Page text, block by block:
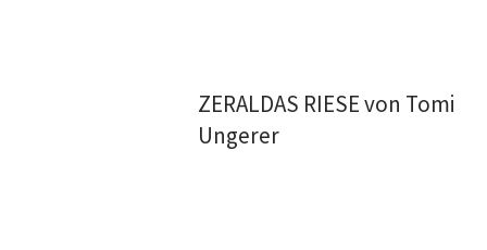
ZERALDAS RIESE von Tomi
Ungerer